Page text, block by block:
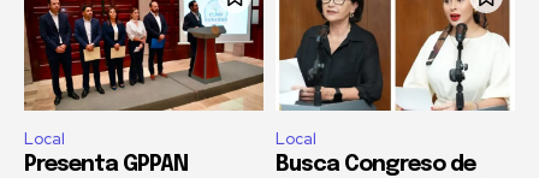
Local
Presenta GPPAN
Local
Busca Congreso de